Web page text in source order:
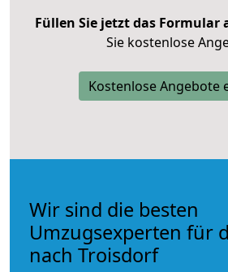
Füllen Sie jetzt das Formular
Sie kostenlose
Kostenlose Angebote
Wir sind die besten
Umzugsexperten für
nach Troisdorf